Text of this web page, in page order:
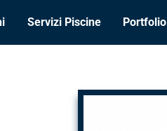
Servizi Piscine Portfolio